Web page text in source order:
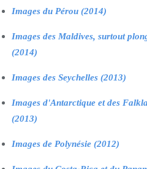
Images du Pérou (2014)
Images des Maldives, surtout
(2014)
Images des Seychelles (2013)
Images d'Antarctique et des
(2013)
Images de Polynésie (2012)